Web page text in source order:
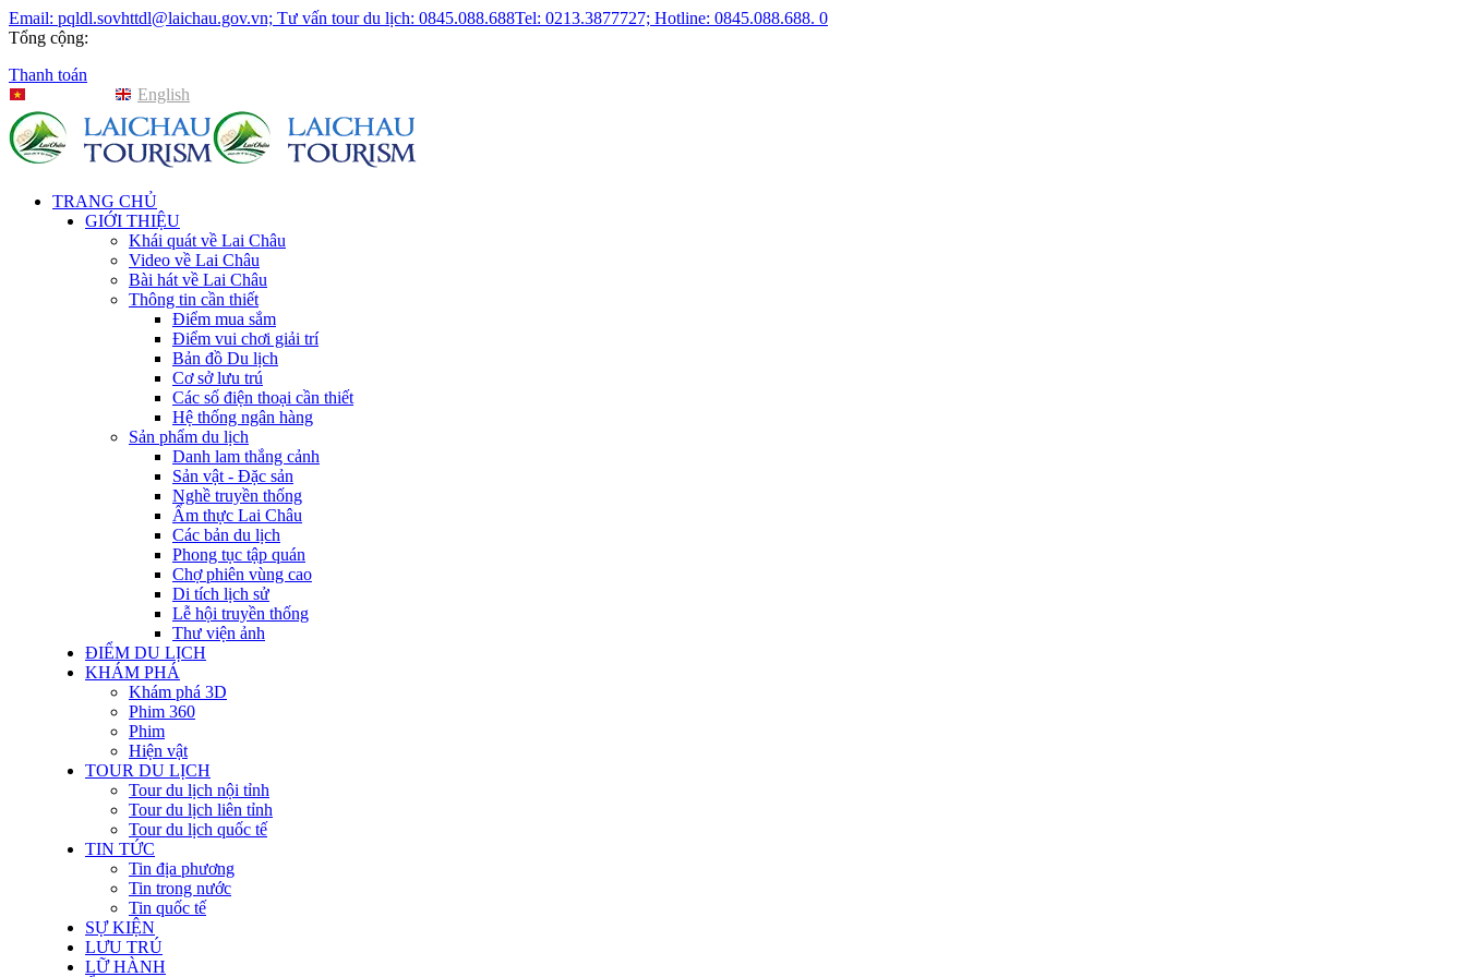
Email: pqldl.sovhttdl@laichau.gov.vn; Tư vấn tour du lịch: 0845.088.688Tel: 0213.3877727; Hotline: 0845.088.688. 0
Tổng cộng:
Thanh toán
English
TRANG CHỦ
GIỚI THIỆU
Khái quát về Lai Châu
Video về Lai Châu
Bài hát về Lai Châu
Thông tin cần thiết
Điểm mua sắm
Điểm vui chơi giải trí
Bản đồ Du lịch
Cơ sở lưu trú
Các số điện thoại cần thiết
Hệ thống ngân hàng
Sản phẩm du lịch
Danh lam thắng cảnh
Sản vật - Đặc sản
Nghề truyền thống
Ẩm thực Lai Châu
Các bản du lịch
Phong tục tập quán
Chợ phiên vùng cao
Di tích lịch sử
Lễ hội truyền thống
Thư viện ảnh
ĐIỂM DU LỊCH
KHÁM PHÁ
Khám phá 3D
Phim 360
Phim
Hiện vật
TOUR DU LỊCH
Tour du lịch nội tỉnh
Tour du lịch liên tỉnh
Tour du lịch quốc tế
TIN TỨC
Tin địa phương
Tin trong nước
Tin quốc tế
SỰ KIỆN
LƯU TRÚ
LỮ HÀNH